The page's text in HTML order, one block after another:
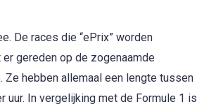
De races die “ePrix” worden
gereden op de zogenaamde
hebben allemaal een lengte tussen
uur. In vergelijking met de Formule 1 is